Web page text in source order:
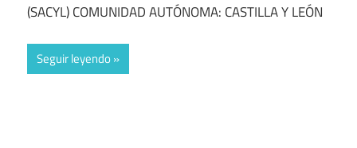
(SACYL) COMUNIDAD AUTÓNOMA: CASTILLA Y LEÓN
Seguir leyendo